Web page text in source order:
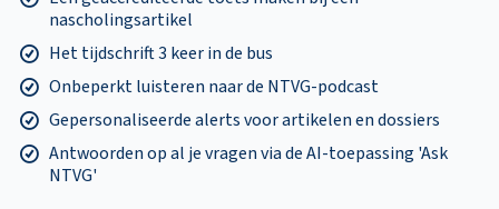
nascholingsartikel
Het tijdschrift 3 keer in de bus
Onbeperkt luisteren naar de NTVG-podcast
Gepersonaliseerde alerts voor artikelen en dossiers
Antwoorden op al je vragen via de AI-toepassing 'Ask
NTVG'